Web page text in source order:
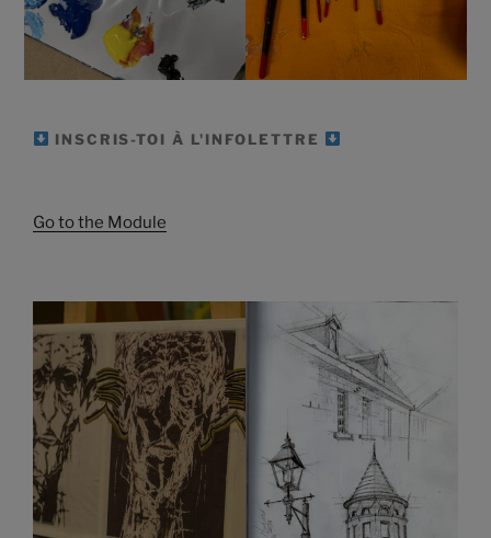
INSCRIS-TOI À L'INFOLETTRE
Go to the Module